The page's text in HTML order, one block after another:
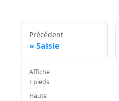
Précédent
Saisie
Affiche
r pieds
Haute